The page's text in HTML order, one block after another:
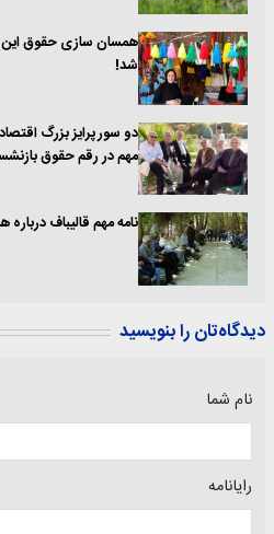
شد!
دو سورپرایز بزرگ
مهم در رقم حقوق
نامه مهم قالیباف
دیدگاه‌تان را بنویسید
نام شما
رایانامه